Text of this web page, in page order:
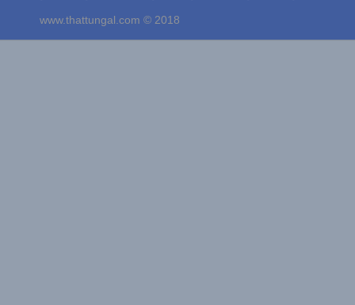
www.thattungal.com © 2018